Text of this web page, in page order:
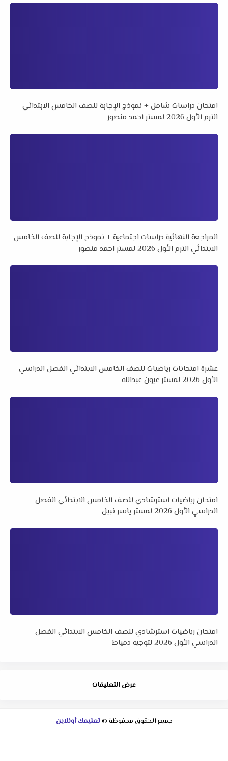
امتحان دراسات شامل + نموذج الإجابة للصف الخامس الابتدائي
الترم الأول 2026 لمستر احمد منصور
المراجعة النهائية دراسات اجتماعية + نموذج الإجابة للصف الخامس
الابتدائي الترم الأول 2026 لمستر احمد منصور
عشرة امتحانات رياضيات للصف الخامس الابتدائي الفصل الدراسي
الأول 2026 لمستر عيون عبدالله
امتحان رياضيات استرشادي للصف الخامس الابتدائي الفصل
الدراسي الأول 2026 لمستر ياسر نبيل
امتحان رياضيات استرشادي للصف الخامس الابتدائي الفصل
الدراسي الأول 2026 لتوجيه دمياط
عرض التعليقات
جميع الحقوق محفوظة ©تعليمك أونلاين